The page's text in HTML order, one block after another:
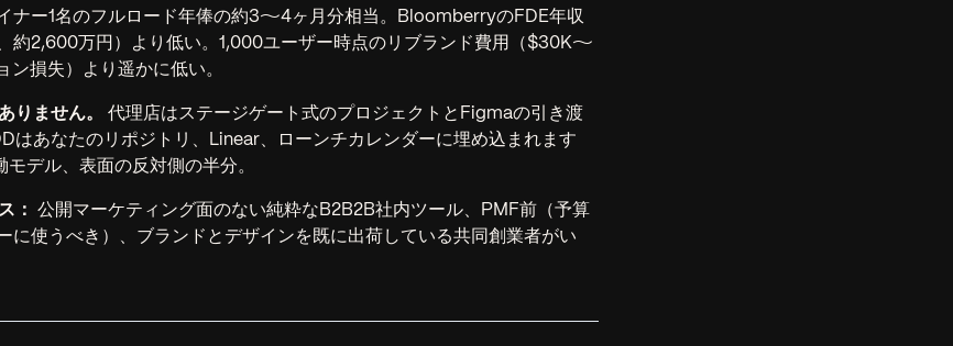
ナー1名のフルロード年俸の約3〜4ヶ月分相当。BloomberryのFDE年収
約2,600万円）より低い。1,000ユーザー時点のリブランド費用（$30K〜
ン損失）より遥かに低い。
りません。
代理店はステージゲート式のプロジェクトとFigmaの引き渡
はあなたのリポジトリ、Linear、ローンチカレンダーに埋め込まれます
デル、表面の反対側の半分。
：
公開マーケティング面のない純粋なB2B2B社内ツール、PMF前（予算
に使うべき）、ブランドとデザインを既に出荷している共同創業者がい